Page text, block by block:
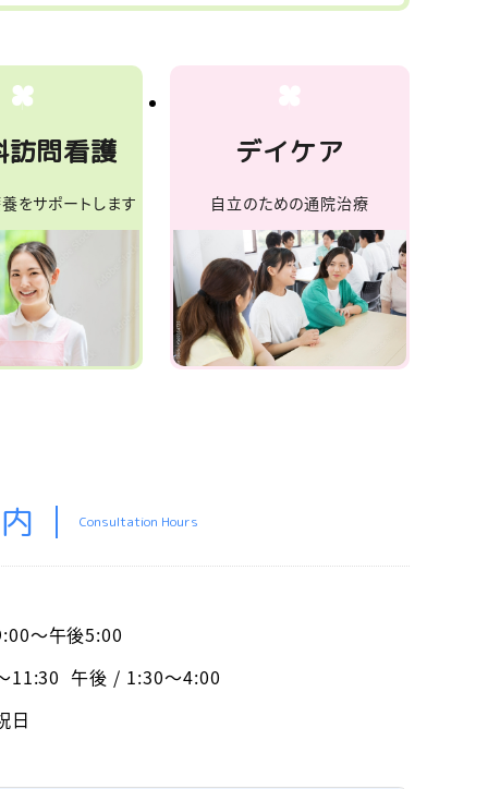
訪問看護
をサポートします
デイケア
自立のための通院治療
Consultation Hours
～午後5:00
11:30 午後 / 1:30～4:00
日